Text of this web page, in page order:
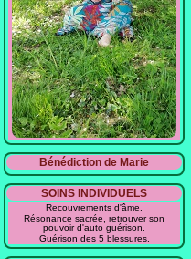
Bénédiction de Marie
SOINS INDIVIDUELS
Recouvrements d'âme.
Résonance sacrée, retrouver son
pouvoir d'auto guérison.
Guérison des 5 blessures.